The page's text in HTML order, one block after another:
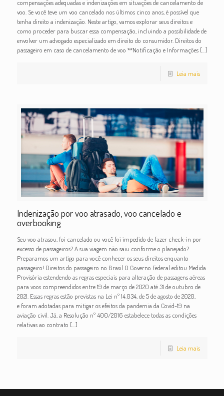
compensações adequadas e indenizações em situações de cancelamento de
voo. Se você teve um voo cancelado nos últimos cinco anos, é possível que
tenha direito a indenização. Neste artigo, vamos explorar seus direitos e
como proceder para buscar essa compensação, incluindo a possibilidade de
envolver um advogado especializado em direito do consumidor. Direitos do
passageiro em caso de cancelamento de voo **Notificação e Informações[…]
Leia mais
Indenização por voo atrasado, voo cancelado e
overbooking
Seu voo atrasou, foi cancelado ou você foi impedido de fazer check-in por
excesso de passageiros? A sua viagem não saiu conforme o planejado?
Preparamos um artigo para você conhecer os seus direitos enquanto
passageiro! Direitos do passageiro no Brasil O Governo Federal editou Medida
Provisória estendendo as regras especiais para alteração de passagens aéreas
para voos compreendidos entre 19 de março de 2020 até 31 de outubro de
2021. Essas regras estão previstas na Lei nº 14.034, de 5 de agosto de 2020,
e foram adotadas para mitigar os efeitos da pandemia da Covid-19 na
aviação civil. Já, a Resolução nº 400/2016 estabelece todas as condições
relativas ao contrato […]
Leia mais